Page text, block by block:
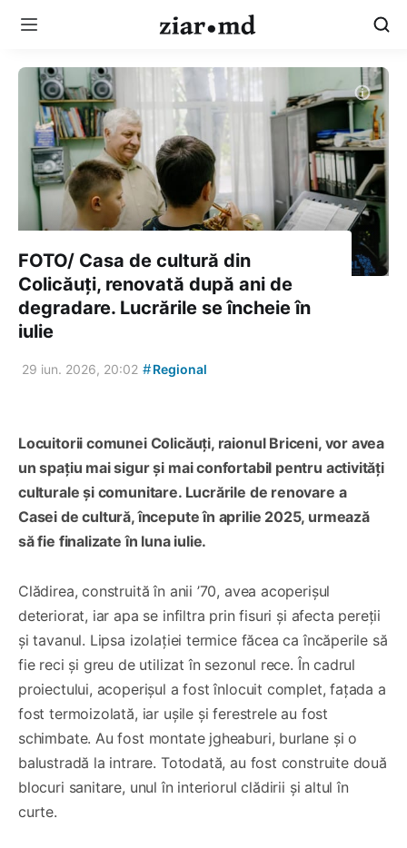
FOTO/ Casa de cultură din
Colicăuți, renovată după ani de
degradare. Lucrările se încheie în
iulie
29 iun. 2026, 20:02 #Regional
Locuitorii comunei Colicăuți, raionul Briceni, vor avea
un spațiu mai sigur și mai confortabil pentru activități
culturale și comunitare. Lucrările de renovare a
Casei de cultură, începute în aprilie 2025, urmează
să fie finalizate în luna iulie.
Clădirea, construită în anii ’70, avea acoperișul
deteriorat, iar apa se infiltra prin fisuri și afecta pereții
și tavanul. Lipsa izolației termice făcea ca încăperile să
fie reci și greu de utilizat în sezonul rece. În cadrul
proiectului, acoperișul a fost înlocuit complet, fațada a
fost termoizolată, iar ușile și ferestrele au fost
schimbate. Au fost montate jgheaburi, burlane și o
balustradă la intrare. Totodată, au fost construite două
blocuri sanitare, unul în interiorul clădirii și altul în
curte.